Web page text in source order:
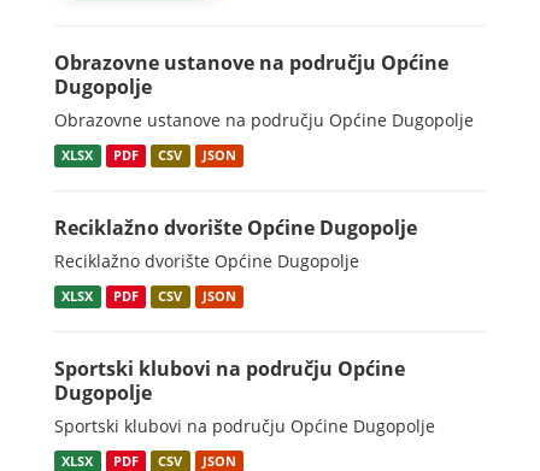
Obrazovne ustanove na području Općine
Dugopolje
Obrazovne ustanove na području Općine Dugopolje
XLSX PDF CSV JSON
Reciklažno dvorište Općine Dugopolje
Reciklažno dvorište Općine Dugopolje
XLSX PDF CSV JSON
Sportski klubovi na području Općine
Dugopolje
Sportski klubovi na području Općine Dugopolje
XLSX PDF CSV JSON